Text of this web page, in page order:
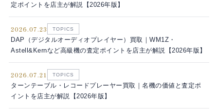
定ポイントを店主が解説【2026年版】
2026.07.23 TOPICS
DAP（デジタルオーディオプレイヤー）買取｜WM1Z・
Astell&Kernなど高級機の査定ポイントを店主が解説【2026年版】
2026.07.21 TOPICS
ターンテーブル・レコードプレーヤー買取｜名機の価値と査定ポ
イントを店主が解説【2026年版】